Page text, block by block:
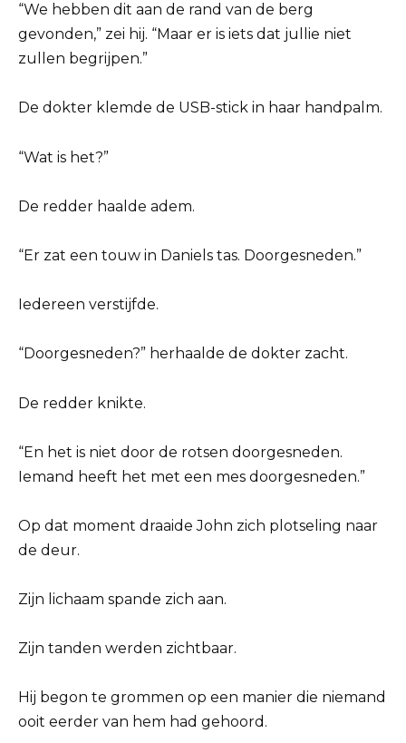
“We hebben dit aan de rand van de berg
gevonden,” zei hij. “Maar er is iets dat jullie niet
zullen begrijpen.”
De dokter klemde de USB-stick in haar handpalm.
“Wat is het?”
De redder haalde adem.
“Er zat een touw in Daniels tas. Doorgesneden.”
Iedereen verstijfde.
“Doorgesneden?” herhaalde de dokter zacht.
De redder knikte.
“En het is niet door de rotsen doorgesneden.
Iemand heeft het met een mes doorgesneden.”
Op dat moment draaide John zich plotseling naar
de deur.
Zijn lichaam spande zich aan.
Zijn tanden werden zichtbaar.
Hij begon te grommen op een manier die niemand
ooit eerder van hem had gehoord.